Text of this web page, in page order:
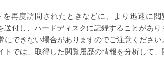
再度訪問されたときなどに、より迅速に
送付し、ハードディスクに記録することがあ
できない場合がありますのでご注意ください。
トでは、取得した閲覧履歴の情報を分析して